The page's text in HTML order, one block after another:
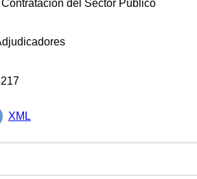
Contratación del Sector Público
XML